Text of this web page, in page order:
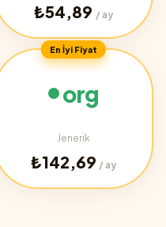
₺54,89 / ay
En İyi Fiyat
org
Jenerik
₺142,69 / ay